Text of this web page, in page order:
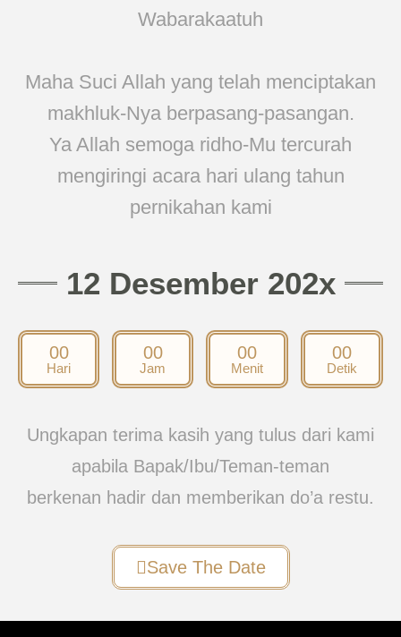
Wabarakaatuh
Maha Suci Allah yang telah menciptakan
makhluk-Nya berpasang-pasangan.
Ya Allah semoga ridho-Mu tercurah
mengiringi acara hari ulang tahun
pernikahan kami
12 Desember 202x
00
Hari
00
Jam
00
Menit
00
Detik
Ungkapan terima kasih yang tulus dari kami
apabila Bapak/Ibu/Teman-teman
berkenan hadir dan memberikan do’a restu.
Save The Date